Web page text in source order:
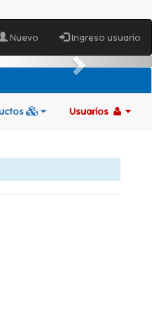
Nuevo Ingreso usuario
Usuarios